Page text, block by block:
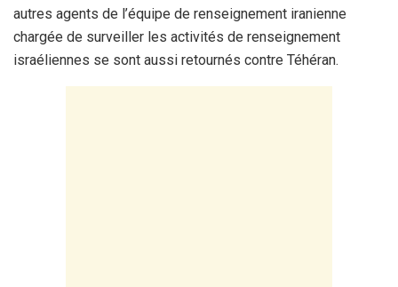
autres agents de l’équipe de renseignement iranienne
chargée de surveiller les activités de renseignement
israéliennes se sont aussi retournés contre Téhéran.